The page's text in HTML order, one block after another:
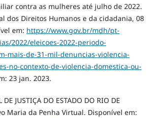
contra as mulheres até julho de 2022.
dos Direitos Humanos e da cidadania, 08
em: https://www.gov.br/mdh/pt-
2022/eleicoes-2022-periodo-
mais-de-31-mil-denuncias-violencia-
no-contexto-de-violencia-domestica-ou-
23 jan. 2023.
DE JUSTIÇA DO ESTADO DO RIO DE
Maria da Penha Virtual. Disponível em: